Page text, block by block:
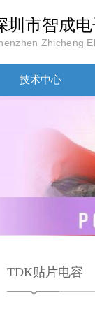
圳市智成
Zhicheng
技术中心
TDK贴片电容